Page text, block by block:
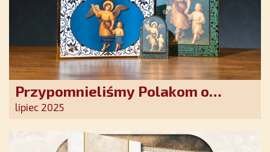
Przypomnieliśmy Polakom o
obecności Anioła Stróża!
lipiec 2025